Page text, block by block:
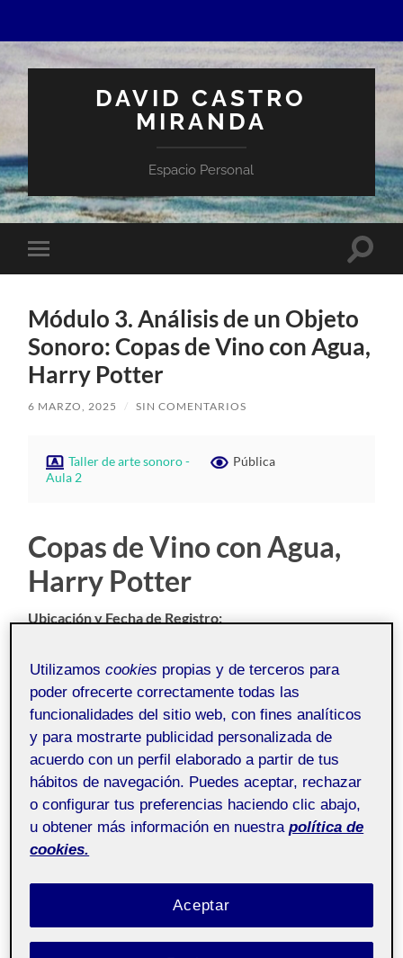
DAVID CASTRO
MIRANDA
Espacio Personal
Alternar
el
móvil
Módulo 3. Análisis de un Objeto
Sonoro: Copas de Vino con Agua,
Harry Potter
6 MARZO, 2025 / SIN COMENTARIOS
Taller de arte sonoro -
Aula 2
Pública
Copas de Vino con Agua,
Harry Potter
Ubicación y Fecha de Registro:
Visitando los Tesoros Reales.
Elementos Funcionales según
el esquema Baschet
Elemento oscilador: Materia y Forma
Quedé gratamente impresionado por la “musicalidad”
contra el borde de las copas. Lo que ahora entiendo
como una inducción de las vibraciones en el vidrio,
conviertiendo la copa en unoscilador, capaz de generar
Utilizamoscookies propias y de terceros para
poder ofrecerte correctamente todas las
funcionalidades del sitio web, con fines analíticos
y para mostrarte publicidad personalizada de
acuerdo con un perfil elaborado a partir de tus
hábitos de navegación. Puedes aceptar, rechazar
o configurar tus preferencias haciendo clic abajo,
u obtener más información en nuestra política de
cookies.
Aceptar